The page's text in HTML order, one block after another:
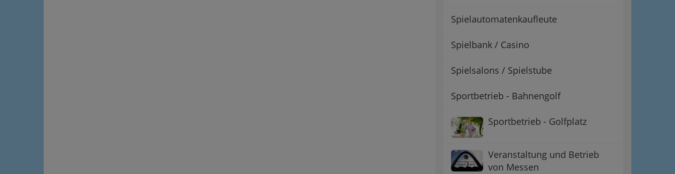
Spielautomatenkaufleute
Spielbank / Casino
Spielsalons / Spielstube
Sportbetrieb - Bahnengolf
Sportbetrieb - Golfplatz
Veranstaltung und Betrieb
von Messen